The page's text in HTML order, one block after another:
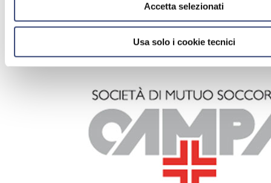
Accetta selezionati
Usa solo i cookie tecnici